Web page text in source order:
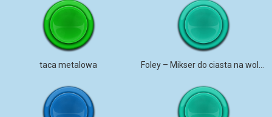
taca metalowa